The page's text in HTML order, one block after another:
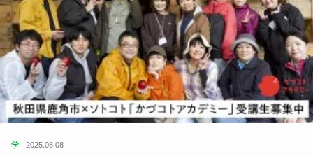
学 2025.08.08